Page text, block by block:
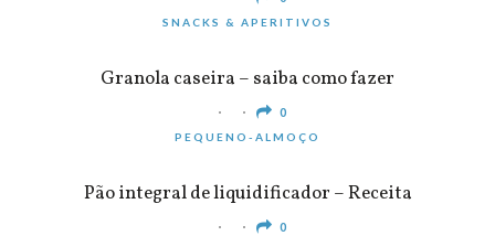
SNACKS & APERITIVOS
Granola caseira – saiba como fazer
0
PEQUENO-ALMOÇO
Pão integral de liquidificador – Receita
0